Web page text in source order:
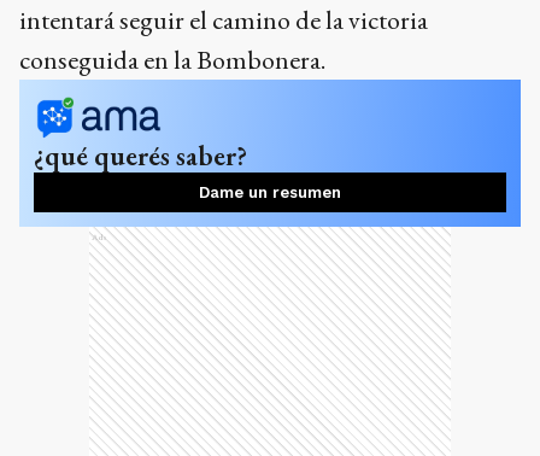
intentará seguir el camino de la victoria
conseguida en la Bombonera.
¿qué querés saber?
Dame un resumen
Ads